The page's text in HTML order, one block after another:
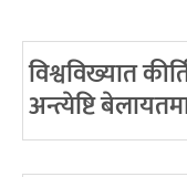
विश्वविख्यात
अन्त्येष्टि